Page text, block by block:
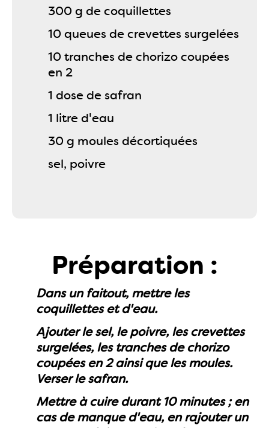
300 g de coquillettes
10 queues de crevettes surgelées
10 tranches de chorizo coupées
en 2
1 dose de safran
1 litre d'eau
30 g moules décortiquées
sel, poivre
Préparation :
Dans un faitout, mettre les
coquillettes et d'eau.
Ajouter le sel, le poivre, les crevettes
surgelées, les tranches de chorizo
coupées en 2 ainsi que les moules.
Verser le safran.
Mettre à cuire durant 10 minutes ; en
cas de manque d'eau, en rajouter un